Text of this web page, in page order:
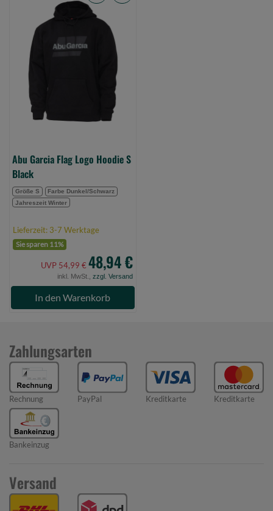
Logo
Hoodie
Black
Abu Garcia Flag Logo Hoodie S
Black
Größe S
Farbe Dunkel/Schwarz
Jahreszeit Winter
Lieferzeit: 3-7 Werktage
Sie sparen 11%
UVP 54,99 € 48,94 €
inkl. MwSt., zzgl. Versand
In den Warenkorb
Zahlungsarten
Rechnung PayPal Kreditkarte Kreditkarte
Bankeinzug
Versand